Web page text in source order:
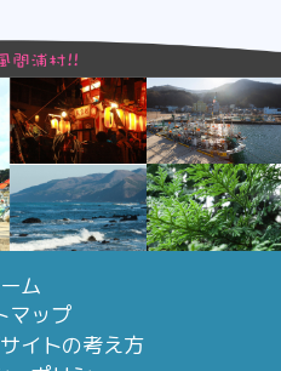
ム
マップ
イトの考え方